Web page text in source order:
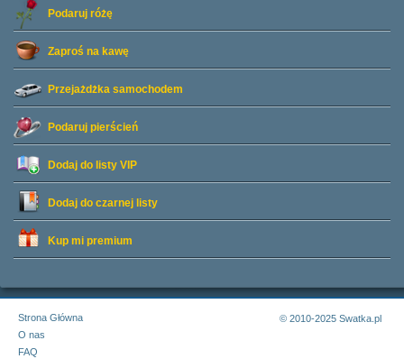
Podaruj różę
Zaproś na kawę
Przejażdżka samochodem
Podaruj pierścień
Dodaj do listy VIP
Dodaj do czarnej listy
Kup mi premium
Strona Główna
O nas
FAQ
© 2010-2025 Swatka.pl